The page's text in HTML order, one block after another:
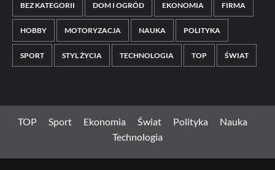
BEZ KATEGORII DOM I OGRÓD EKONOMIA FIRMA
HOBBY MOTORYZACJA NAUKA POLITYKA
SPORT STYL ŻYCIA TECHNOLOGIA TOP ŚWIAT
TOP Sport Ekonomia Świat Polityka
Nauka
Technologia